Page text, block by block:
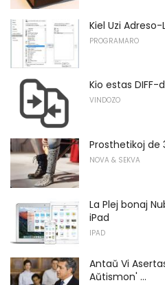
Kiel Uzi
PROGRAMARO
Kio estas DIFF-
VINDOZO
Prosthetikoj de
NOVA & SEKVA
La Plej bonaj
iPad
IPAD
Antaŭ Vi
Aŭtismon' ...